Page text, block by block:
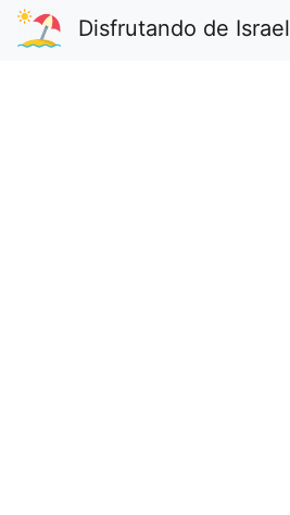
Disfrutando de Israel